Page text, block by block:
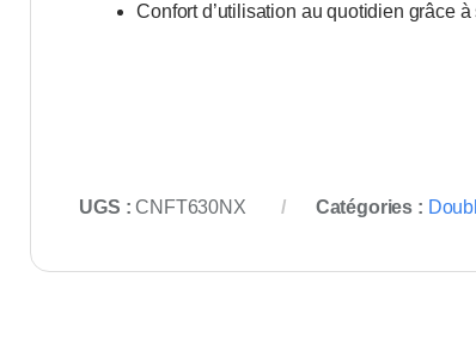
Confort d’utilisation au quotidien grâce
UGS :CNFT630NX Catégories :